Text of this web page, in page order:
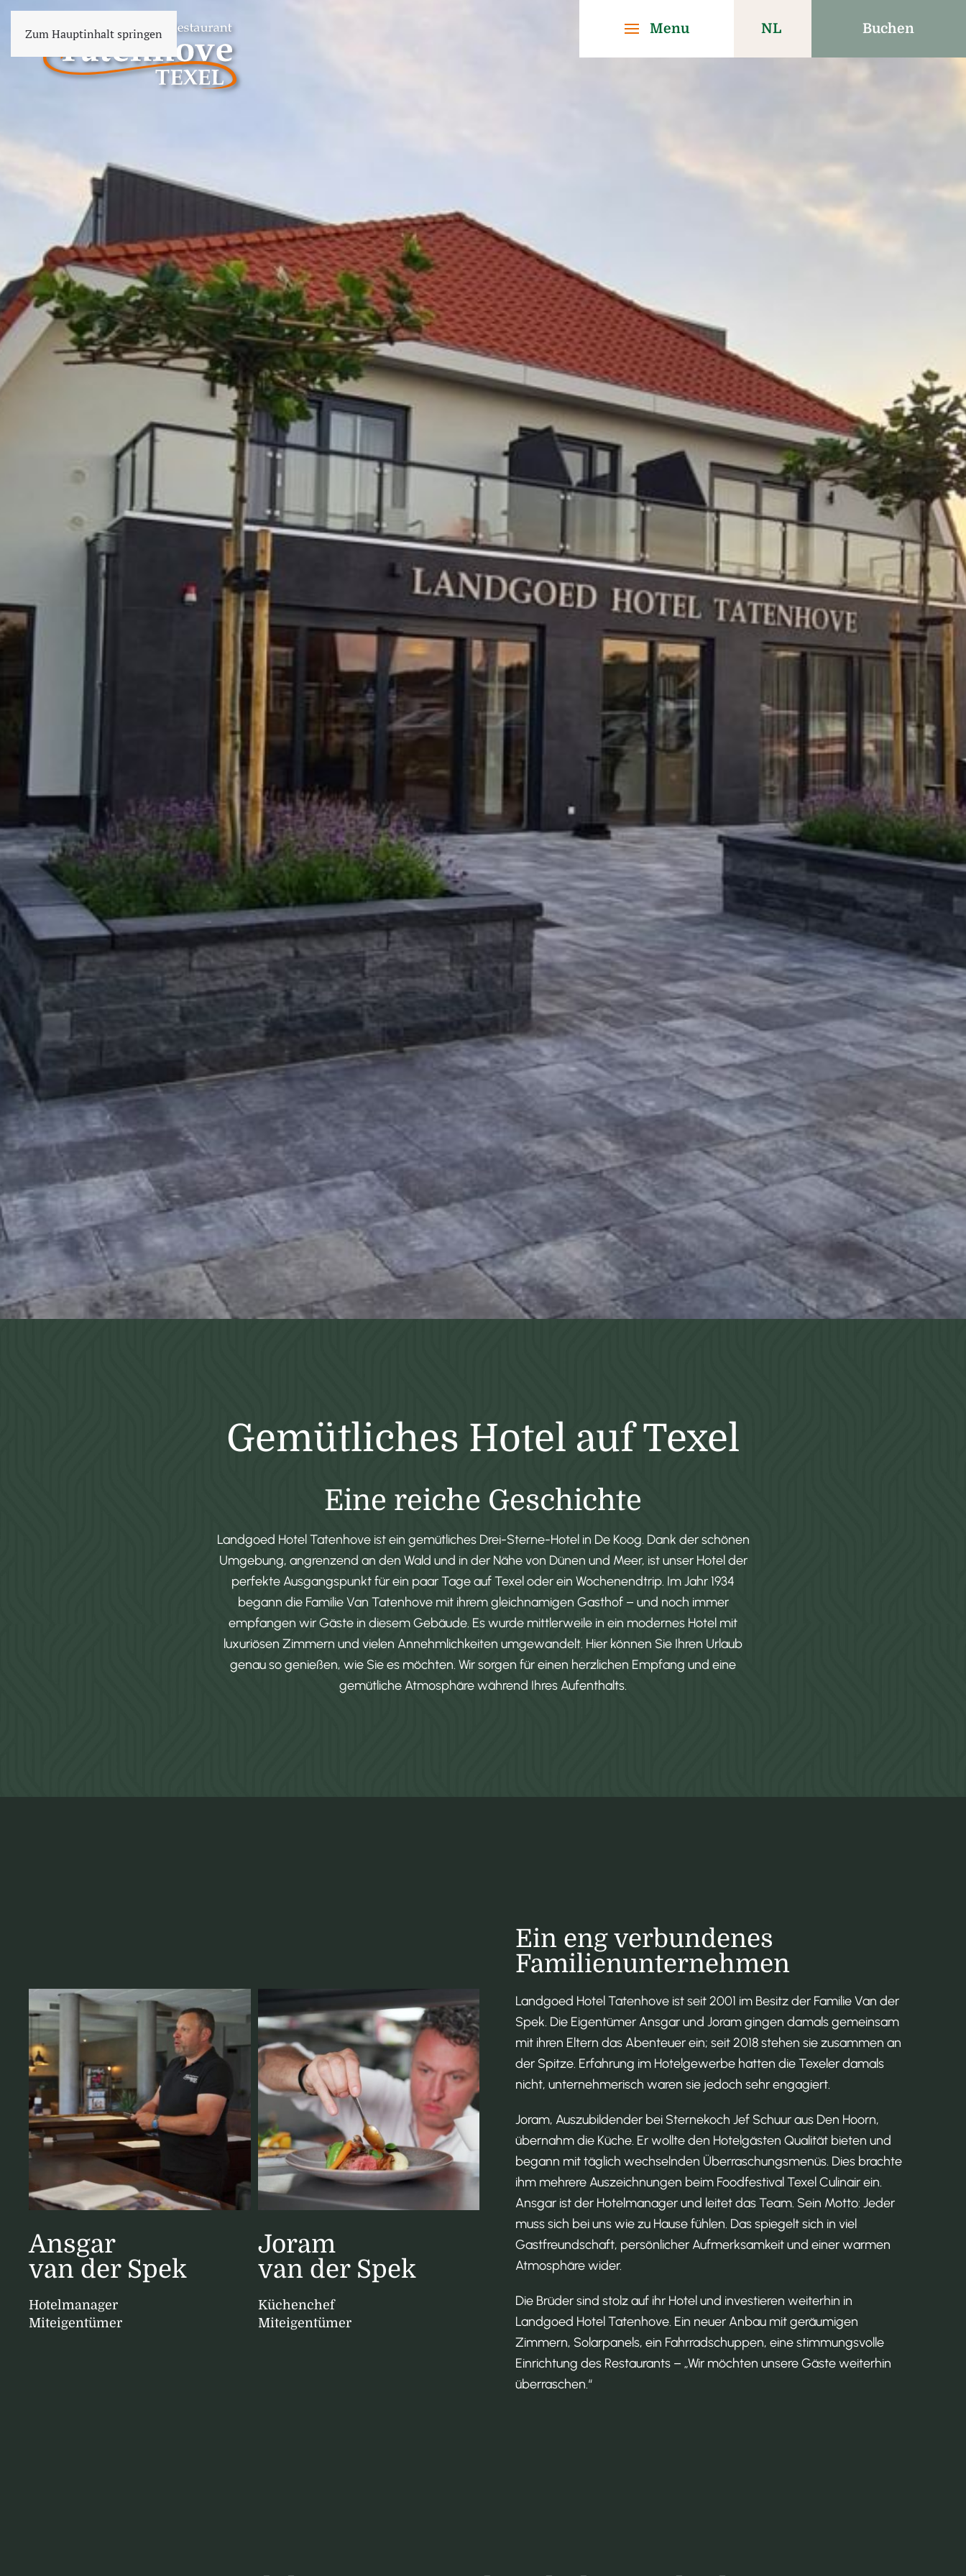
Zum Hauptinhalt springen NL Buchen
Menu
Gemütliches Hotel auf Texel
Eine reiche Geschichte
Landgoed Hotel Tatenhove ist ein gemütliches Drei-Sterne-Hotel in De Koog. Dank der schönen
Umgebung, angrenzend an den Wald und in der Nähe von Dünen und Meer, ist unser Hotel der
perfekte Ausgangspunkt für ein paar Tage auf Texel oder ein Wochenendtrip. Im Jahr 1934
begann die Familie Van Tatenhove mit ihrem gleichnamigen Gasthof – und noch immer
empfangen wir Gäste in diesem Gebäude. Es wurde mittlerweile in ein modernes Hotel mit
luxuriösen Zimmern und vielen Annehmlichkeiten umgewandelt. Hier können Sie Ihren Urlaub
genau so genießen, wie Sie es möchten. Wir sorgen für einen herzlichen Empfang und eine
gemütliche Atmosphäre während Ihres Aufenthalts.
Ansgar
van der Spek
Hotelmanager
Miteigentümer
Joram
van der Spek
Küchenchef
Miteigentümer
Ein eng verbundenes
Familienunternehmen
Landgoed Hotel Tatenhove ist seit 2001 im Besitz der Familie Van der
Spek. Die Eigentümer Ansgar und Joram gingen damals gemeinsam
mit ihren Eltern das Abenteuer ein; seit 2018 stehen sie zusammen an
der Spitze. Erfahrung im Hotelgewerbe hatten die Texeler damals
nicht, unternehmerisch waren sie jedoch sehr engagiert.
Joram, Auszubildender bei Sternekoch Jef Schuur aus Den Hoorn,
übernahm die Küche. Er wollte den Hotelgästen Qualität bieten und
begann mit täglich wechselnden Überraschungsmenüs. Dies brachte
ihm mehrere Auszeichnungen beim Foodfestival Texel Culinair ein.
Ansgar ist der Hotelmanager und leitet das Team. Sein Motto: Jeder
muss sich bei uns wie zu Hause fühlen. Das spiegelt sich in viel
Gastfreundschaft, persönlicher Aufmerksamkeit und einer warmen
Atmosphäre wider.
Die Brüder sind stolz auf ihr Hotel und investieren weiterhin in
Landgoed Hotel Tatenhove. Ein neuer Anbau mit geräumigen
Zimmern, Solarpanels, ein Fahrradschuppen, eine stimmungsvolle
Einrichtung des Restaurants – „Wir möchten unsere Gäste weiterhin
überraschen.“